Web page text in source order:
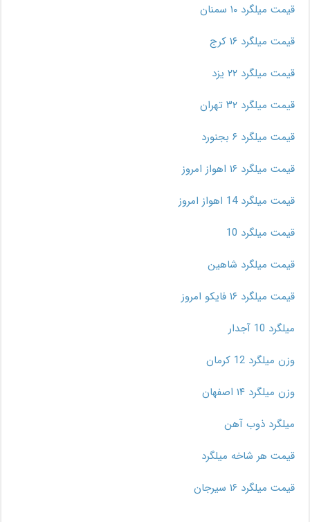
قیمت میلگرد ۱۰ سمنان
قیمت میلگرد ۱۶ کرج
قیمت میلگرد ۲۲ یزد
قیمت میلگرد ۳۲ تهران
قیمت میلگرد ۶ بجنورد
قیمت میلگرد ۱۶ اهواز امروز
قیمت میلگرد 14 اهواز امروز
قیمت میلگرد 10
قیمت میلگرد شاهین
قیمت میلگرد ۱۶ فایکو امروز
میلگرد 10 آجدار
وزن میلگرد 12 کرمان
وزن میلگرد ۱۴ اصفهان
میلگرد ذوب آهن
قیمت هر شاخه میلگرد
قیمت میلگرد ۱۶ سیرجان